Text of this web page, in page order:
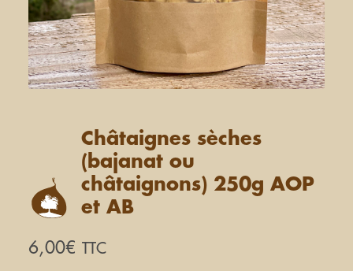
Châtaignes sèches
(bajanat ou
châtaignons) 250g AOP
et AB
6,00€ TTC